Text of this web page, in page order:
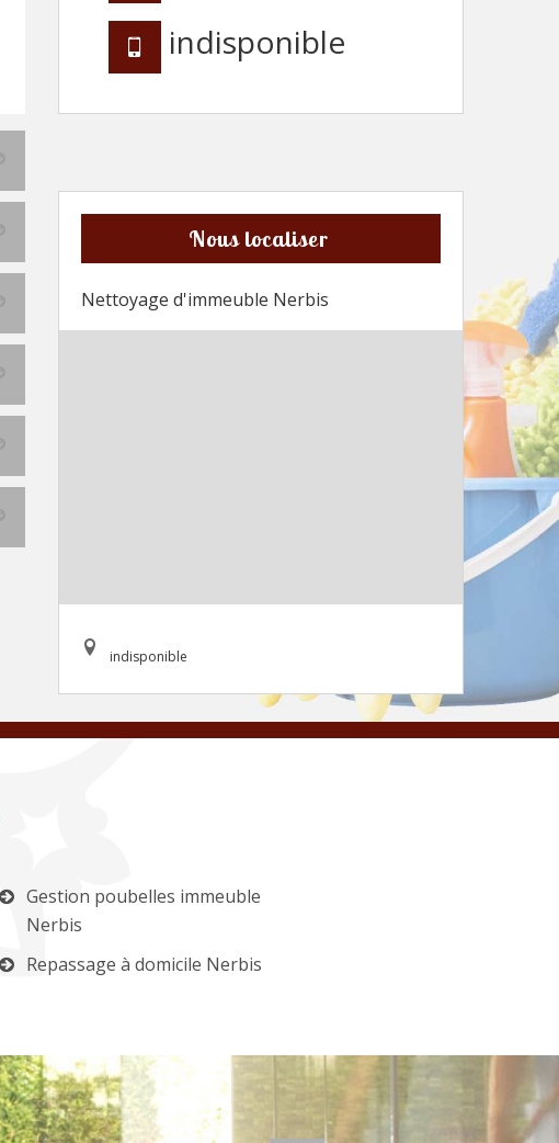
indisponible
Nous localiser
Nettoyage d'immeuble Nerbis
indisponible
Gestion poubelles immeuble
Nerbis
Repassage à domicile Nerbis